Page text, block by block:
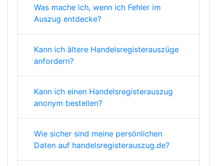
Was mache ich, wenn ich Fehler im
Auszug entdecke?
Kann ich ältere Handelsregisterauszüge
anfordern?
Kann ich einen Handelsregisterauszug
anonym bestellen?
Wie sicher sind meine persönlichen
Daten auf handelsregisterauszug.de?